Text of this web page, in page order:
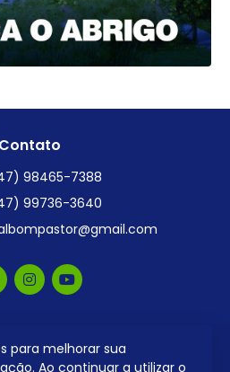
para melhorar sua
Ao continuar a utilizar o
Contato
98465-7388
99736-3640
direitos reservados.